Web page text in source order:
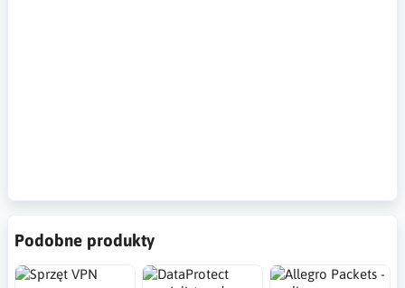
Podobne produkty